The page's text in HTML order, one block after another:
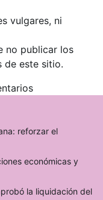
vulgares, ni
no publicar los
de este sitio.
reforzar el
económicas y
la liquidación del